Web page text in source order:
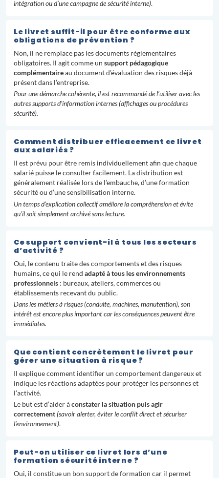
intégration ou d’une campagne de sécurité interne).
Le livret suffit-il pour être conforme aux
obligations de prévention ?
Non, il ne remplace pas les documents réglementaires
obligatoires. Il agit comme un support pédagogique
complémentaireau document d’évaluation des risques déjà
présent dans l’entreprise.
Pour une démarche cohérente, il est recommandé de l’utiliser avec les
autres supports d’information internes (affichages ou procédures
sécurité).
Comment distribuer efficacement ce livret
aux salariés ?
Il est prévu pour être remis individuellement afin que chaque
salarié puisse le consulter facilement. La distribution est
généralement réalisée lors de l’embauche, d’une formation
sécurité ou d’une sensibilisation interne.
Un temps d’explication collectif améliore la compréhension et évite
qu’il soit simplement archivé sans lecture.
Ce support convient-il à tous les secteurs
d’activité ?
Oui, le contenu traite des comportements et des risques
humains, ce qui le rend adapté à tous les environnements
professionnels : bureaux, ateliers, commerces ou
établissements recevant du public.
Dans les métiers à risques (conduite, machines, manutention), son
intérêt est encore plus important car les conséquences peuvent être
immédiates.
Que contient concrètement le livret pour
gérer une situation à risque ?
Il explique comment identifier un comportement dangereux et
indique les réactions adaptées pour protéger les personnes et
l’activité.
Le but est d’aider àconstater la situation puis agir
correctement(savoir alerter, éviter le conflit direct et sécuriser
l’environnement).
Peut-on utiliser ce livret lors d’une
formation sécurité interne ?
Oui, il constitue un bon support de formation car il permet